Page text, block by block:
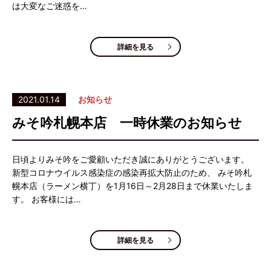
は大変なご迷惑を…
詳細を見る
2021.01.14 お知らせ
みそ吟札幌本店 一時休業のお知らせ
日頃よりみそ吟をご愛顧いただき誠にありがとうございます。
新型コロナウイルス感染症の感染再拡大防止のため、 みそ吟札
幌本店（ラーメン横丁）を1月16日～2月28日まで休業いたしま
す。 お客様には…
詳細を見る